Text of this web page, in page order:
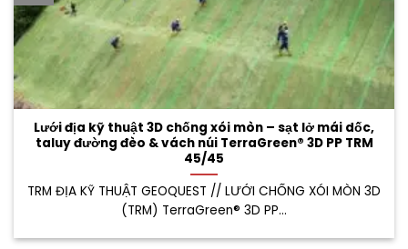
Lưới địa kỹ thuật 3D chống xói mòn – sạt lở mái dốc,
taluy đường đèo & vách núi TerraGreen® 3D PP TRM
45/45
TRM ĐỊA KỸ THUẬT GEOQUEST // LƯỚI CHỐNG XÓI MÒN 3D
(TRM) TerraGreen® 3D PP...